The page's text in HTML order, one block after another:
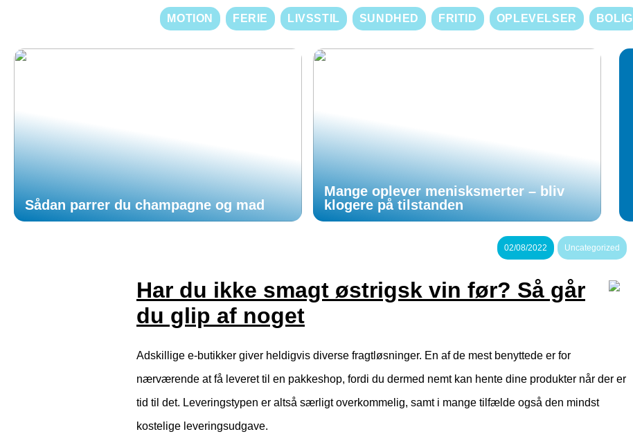
MOTION FERIE LIVSSTIL SUNDHED FRITID OPLEVELSER BOLIG
Sådan parrer du champagne og mad
Mange oplever menisksmerter – bliv
klogere på tilstanden
02/08/2022 Uncategorized
Har du ikke smagt østrigsk vin før? Så går
du glip af noget
Adskillige e-butikker giver heldigvis diverse fragtløsninger. En af de mest benyttede er for
nærværende at få leveret til en pakkeshop, fordi du dermed nemt kan hente dine produkter når der er
tid til det. Leveringstypen er altså særligt overkommelig, samt i mange tilfælde også den mindst
kostelige leveringsudgave.